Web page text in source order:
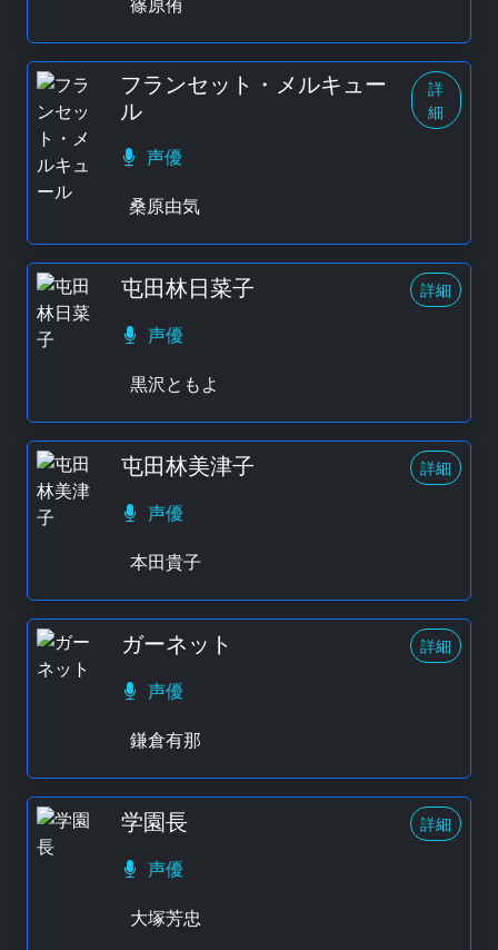
フランセット・メルキュー
ル
詳
細
声優
桑原由気
屯田林日菜子 詳細
声優
黒沢ともよ
屯田林美津子 詳細
声優
本田貴子
ガーネット 詳細
声優
鎌倉有那
学園長 詳細
声優
大塚芳忠